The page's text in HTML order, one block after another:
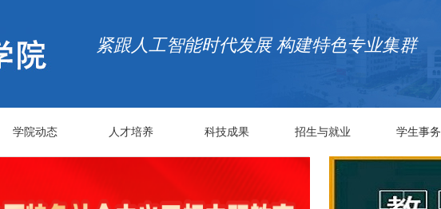
紧跟人工智能时代发展 构建特色专业集群
学院动态 人才培养 科技成果 招生与就业 学生事务